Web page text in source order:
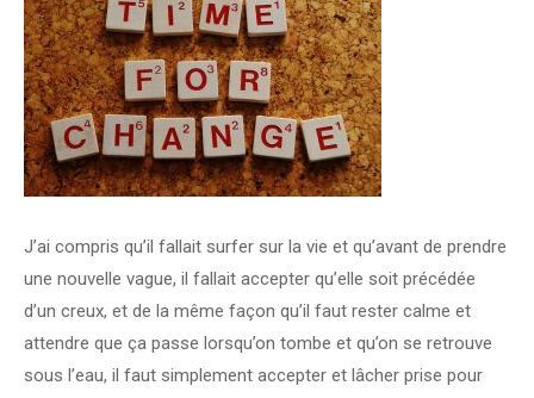
J’ai compris qu’il fallait surfer sur la vie et qu’avant de prendre
une nouvelle vague, il fallait accepter qu’elle soit précédée
d’un creux, et de la même façon qu’il faut rester calme et
attendre que ça passe lorsqu’on tombe et qu’on se retrouve
sous l’eau, il faut simplement accepter et lâcher prise pour